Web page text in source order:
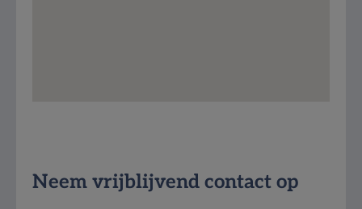
Neem vrijblijvend contact op